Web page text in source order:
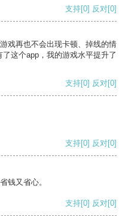
支持[0] 反对[0]
戏再也不会出现卡顿、掉线的情
这个app，我的游戏水平提升了
支持[0] 反对[0]
支持[0] 反对[0]
钱又省心。
支持[0] 反对[0]